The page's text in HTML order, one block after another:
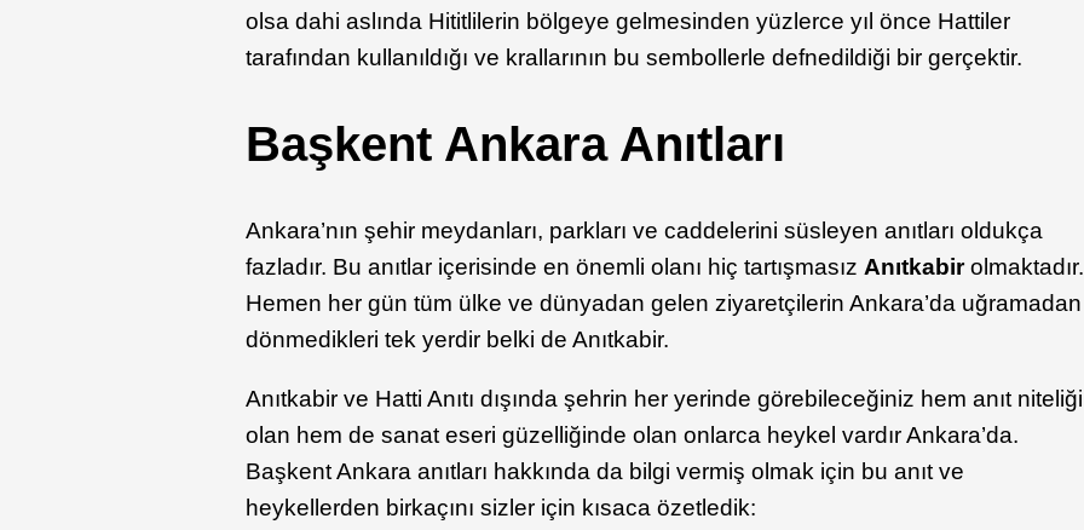
olsa dahi aslında Hititlilerin bölgeye gelmesinden yüzlerce yıl önce Hattiler
tarafından kullanıldığı ve krallarının bu sembollerle defnedildiği bir gerçektir.
Başkent Ankara Anıtları
Ankara’nın şehir meydanları, parkları ve caddelerini süsleyen anıtları oldukça
fazladır. Bu anıtlar içerisinde en önemli olanı hiç tartışmasız Anıtkabirolmaktadır.
Hemen her gün tüm ülke ve dünyadan gelen ziyaretçilerin Ankara’da uğramadan
dönmedikleri tek yerdir belki de Anıtkabir.
Anıtkabir ve Hatti Anıtı dışında şehrin her yerinde görebileceğiniz hem anıt niteliği
olan hem de sanat eseri güzelliğinde olan onlarca heykel vardır Ankara’da.
Başkent Ankara anıtları hakkında da bilgi vermiş olmak için bu anıt ve
heykellerden birkaçını sizler için kısaca özetledik: